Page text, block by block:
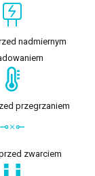
nadmiernym
przegrzaniem
zwarciem